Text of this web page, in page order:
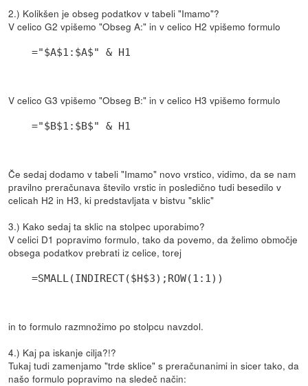
2.) Kolikšen je obseg podatkov v tabeli "Imamo"?
V celico G2 vpišemo "Obseg A:" in v celico H2 vpišemo formulo
="$A$1:$A$" & H1
V celico G3 vpišemo "Obseg B:" in v celico H3 vpišemo formulo
="$B$1:$B$" & H1
Če sedaj dodamo v tabeli "Imamo" novo vrstico, vidimo, da se nam
pravilno preračunava število vrstic in posledično tudi besedilo v
celicah H2 in H3, ki predstavljata v bistvu "sklic"
3.) Kako sedaj ta sklic na stolpec uporabimo?
V celici D1 popravimo formulo, tako da povemo, da želimo območje
obsega podatkov prebrati iz celice, torej
=SMALL(INDIRECT($H$3);ROW(1:1))
in to formulo razmnožimo po stolpcu navzdol.
4.) Kaj pa iskanje cilja?!?
Tukaj tudi zamenjamo "trde sklice" s preračunanimi in sicer tako, da
našo formulo popravimo na sledeč način: